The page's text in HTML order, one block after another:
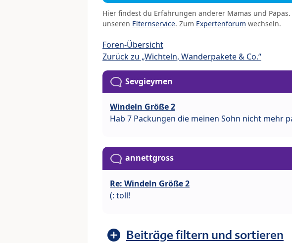
Hier findest du Erfahrungen anderer Mamas und
unseren Elternservice. Zum Expertenforum wechseln.
Foren-Übersicht
Zurück zu „Wichteln, Wanderpakete & Co.“
Sevgieymen
Windeln Größe 2
Hab 7 Packungen die meinen Sohn nicht mehr
annettgross
Re: Windeln Größe 2
(: toll!
Beiträge filtern und sortieren